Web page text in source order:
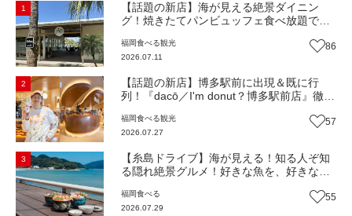
1
【話題の新店】海が見える絶景ダイニン
グ！焼きたてパンビュッフェ食べ放題で大
Beach Cafe』（福岡・糸島市）【まち歩
き】
福岡食べる観光
2026.07.11
86
2
【話題の新店】博多駅前に出現＆既に行
列！『dacō／I'm donut？博多駅前店』徹底
しみ方＆イチオシメニューも紹介！（福岡
市博多区）【まち歩き】
福岡食べる観光
2026.07.27
57
3
【糸島ドライブ】海が見える！知る人ぞ知
る隠れ絶景グルメ！好きな魚を、好きなだ
堂』（福岡市西区）【まち歩き】
福岡食べる
2026.07.29
55